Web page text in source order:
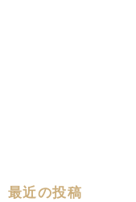
最近の投稿